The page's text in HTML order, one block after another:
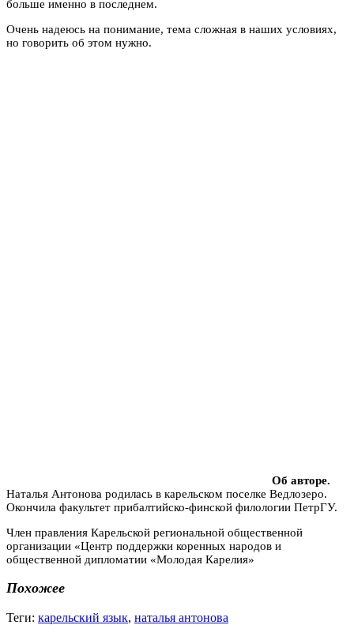
больше именно в последнем.
Очень надеюсь на понимание, тема сложная в наших условиях,
но говорить об этом нужно.
Об авторе.
Наталья Антонова родилась в карельском поселке Ведлозеро.
Окончила факультет прибалтийско-финской филологии ПетрГУ.
Член правления Карельской региональной общественной
организации «Центр поддержки коренных народов и
общественной дипломатии «Молодая Карелия»
Похожее
Теги: карельский язык, наталья антонова